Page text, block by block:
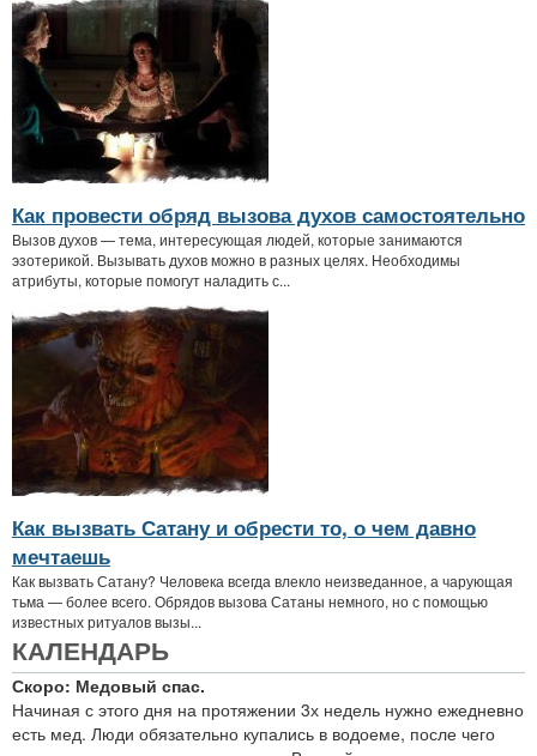
Как провести обряд вызова духов самостоятельно
Вызов духов — тема, интересующая людей, которые занимаются
эзотерикой. Вызывать духов можно в разных целях. Необходимы
атрибуты, которые помогут наладить с...
Как вызвать Сатану и обрести то, о чем давно
мечтаешь
Как вызвать Сатану? Человека всегда влекло неизведанное, а чарующая
тьма — более всего. Обрядов вызова Сатаны немного, но с помощью
известных ритуалов вызы...
КАЛЕНДАРЬ
Скоро: Медовый спас.
Начиная с этого дня на протяжении 3х недель нужно ежедневно
есть мед. Люди обязательно купались в водоеме, после чего